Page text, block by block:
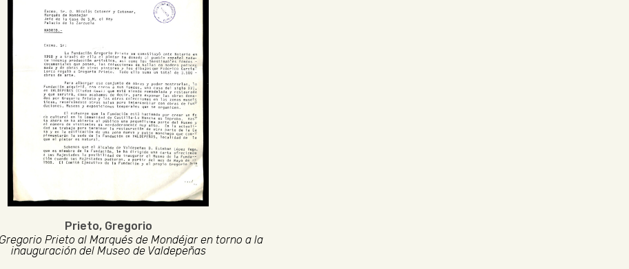
Prieto, Gregorio
Prieto al Marqués de Mondéjar en torno a la
inauguración del Museo de Valdepeñas